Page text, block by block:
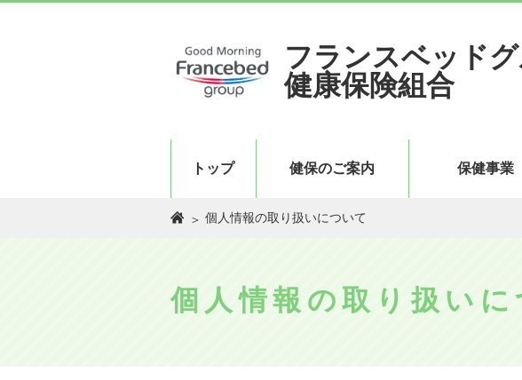
フランスベッド
健康保険組合
トップ 健保のご案内 保健事業
個人情報の取り扱いについて
個人情報の取り扱いに